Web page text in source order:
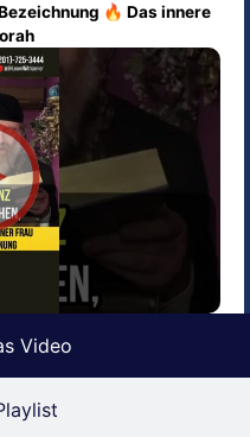
🔥 Das innere
Video